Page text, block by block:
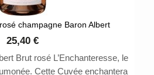
champagne Baron Albert
25,40 €
Brut rosé L’Enchanteresse, le
Cette Cuvée enchantera